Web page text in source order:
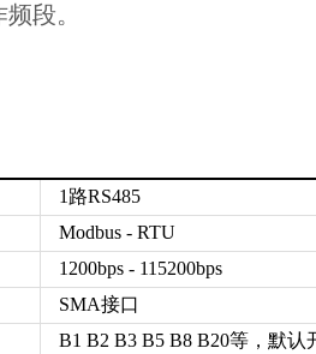
段。
1路RS485
Modbus - RTU
1200bps - 115200bps
SMA接口
B1 B2 B3 B5 B8 B20等，默认